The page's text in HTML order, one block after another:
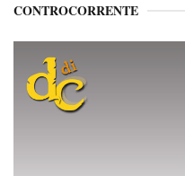
CONTROCORRENTE